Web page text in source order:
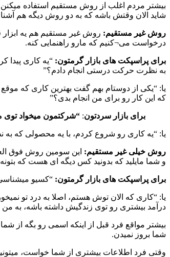
بیشتر مردم اغلب از روش مستقیم استفاده
شاید الان وقتش باشه که به دو روش دیگه هم
روش غیر مستقیم: روش غیر مستقیم هم یه
درخواست می¬کنیم که مارو راهنمایی کنه.
برای پراسپکت های بازار گرمتون: “یه کاری پیدا
به نظرت حرکت درستی انجام دادم؟”
یا: “یکی از دوستام بهم گفت بهترین کاری که
که این کار رو برای من انجام بدی؟”
برای بازار سردتون: “شرکتمون میخواد توی
یا: “یه کاری رو شروع کردم، با یه محصولی که
روش خیلی غیر مستقیم: این سومین روش فوق
و شما مایلید که بدونید کس دیگه ای هست که بتونه
برای پراسپکت های بازار گرمتون: “کسیو میشناسی
یا: “کاری که الان توش هستم، اصلا به درد تو
درآمد بیشتری رو توی زندگیش داشته باشه، به
بیشتر مواقع فرد قبل از اینکه اسمی رو بگه از
شما بروز نمیدن.
وقتی فرد اطلاعات بیشتری از شما خواست،